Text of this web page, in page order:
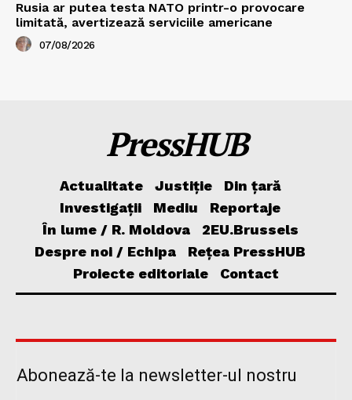
Rusia ar putea testa NATO printr-o provocare
limitată, avertizează serviciile americane
07/08/2026
PressHUB
Actualitate Justiție
Din țară
Investigații
Mediu
Reportaje
În lume / R. Moldova
2EU.Brussels
Despre noi / Echipa
Rețea PressHUB
Proiecte editoriale
Contact
Abonează-te la newsletter-ul nostru